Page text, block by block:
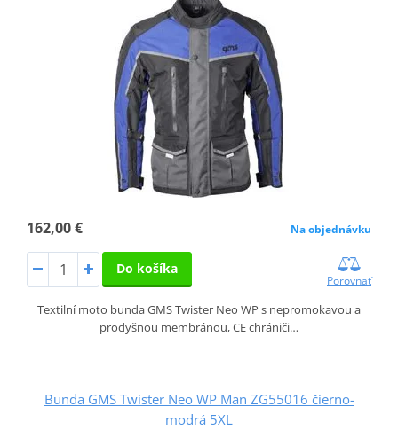
162,00 € Na objednávku
Do košíka
Porovnať
Textilní moto bunda GMS Twister Neo WP s nepromokavou a
prodyšnou membránou, CE chrániči…
Bunda GMS Twister Neo WP Man ZG55016 čierno-
modrá 5XL